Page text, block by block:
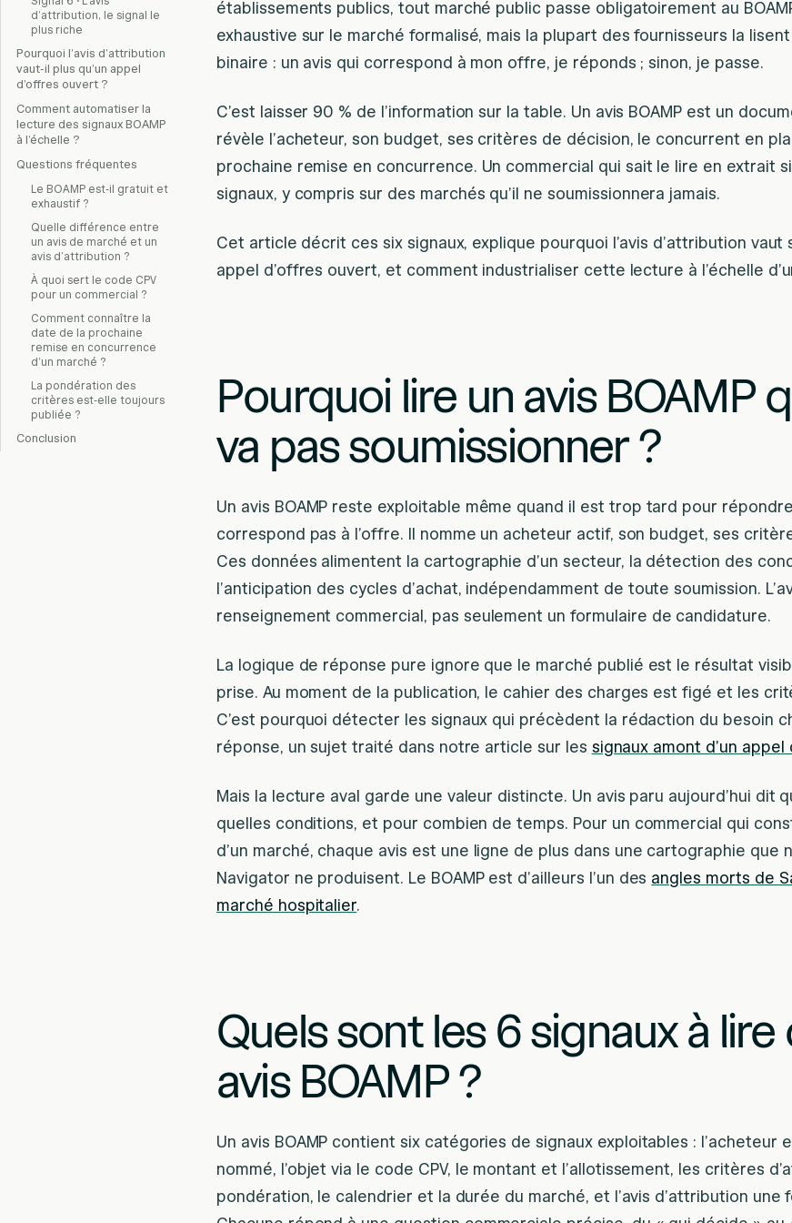
d’attribution, le signal le
plus riche
Pourquoi l’avis d’attribution
vaut-il plus qu’un appel
d’offres ouvert ?
Comment automatiser la
lecture des signaux BOAMP
à l’échelle ?
Questions fréquentes
Le BOAMP est-il gratuit et
exhaustif ?
Quelle différence entre
un avis de marché et un
avis d’attribution ?
À quoi sert le code CPV
pour un commercial ?
Comment connaître la
date de la prochaine
remise en concurrence
d’un marché ?
La pondération des
critères est-elle toujours
publiée ?
Conclusion
établissements publics, tout marché public passe obligatoirement au
exhaustive sur le marché formalisé, mais la plupart des fournisseurs la
binaire : un avis qui correspond à mon offre, je réponds ; sinon, je passe.
C’est laisser 90 % de l’information sur la table. Un avis BOAMP est un
révèle l’acheteur, son budget, ses critères de décision, le concurrent en
prochaine remise en concurrence. Un commercial qui sait le lire en extrait
signaux, y compris sur des marchés qu’il ne soumissionnera jamais.
Cet article décrit ces six signaux, explique pourquoi l’avis d’attribution vaut
appel d’offres ouvert, et comment industrialiser cette lecture à l’échelle
Pourquoi lire un avis BOAMP
va pas soumissionner ?
Un avis BOAMP reste exploitable même quand il est trop tard pour
correspond pas à l’offre. Il nomme un acheteur actif, son budget, ses
Ces données alimentent la cartographie d’un secteur, la détection des
l’anticipation des cycles d’achat, indépendamment de toute soumission.
renseignement commercial, pas seulement un formulaire de candidature.
La logique de réponse pure ignore que le marché publié est le résultat
prise. Au moment de la publication, le cahier des charges est figé et les
C’est pourquoi détecter les signaux qui précèdent la rédaction du besoin
réponse, un sujet traité dans notre article sur les signaux amont d’un
Mais la lecture aval garde une valeur distincte. Un avis paru aujourd’hui dit
quelles conditions, et pour combien de temps. Pour un commercial qui
d’un marché, chaque avis est une ligne de plus dans une cartographie que
Navigator ne produisent. Le BOAMP est d’ailleurs l’un des angles morts de
marché hospitalier.
Quels sont les 6 signaux à lire
avis BOAMP ?
Un avis BOAMP contient six catégories de signaux exploitables : l’acheteur
nommé, l’objet via le code CPV, le montant et l’allotissement, les critères
pondération, le calendrier et la durée du marché, et l’avis d’attribution une